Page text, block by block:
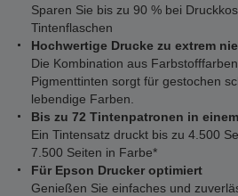
Sparen Sie bis zu 90 % bei
Tintenflaschen
Hochwertige Drucke zu extrem
Die Kombination aus
Pigmenttinten sorgt für gestochen
lebendige Farben.
Bis zu 72 Tintenpatronen in
Ein Tintensatz druckt bis zu 4.500
7.500 Seiten in Farbe*
Für Epson Drucker optimiert
Genießen Sie einfaches und